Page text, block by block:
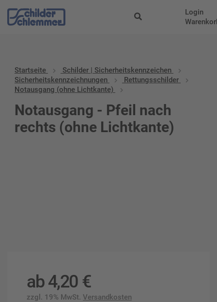
Login
Startseite
Schilder | Sicherheitskennzeichen
Sicherheitskennzeichnungen
Rettungsschilder
Notausgang (ohne Lichtkante)
Notausgang - Pfeil nach
rechts (ohne Lichtkante)
ab4,20 €
zzgl. 19% MwSt. Versandkosten